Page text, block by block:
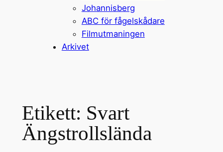
Johannisberg
ABC för fågelskådare
Filmutmaningen
Arkivet
Etikett: Svart
Ängstrollslända